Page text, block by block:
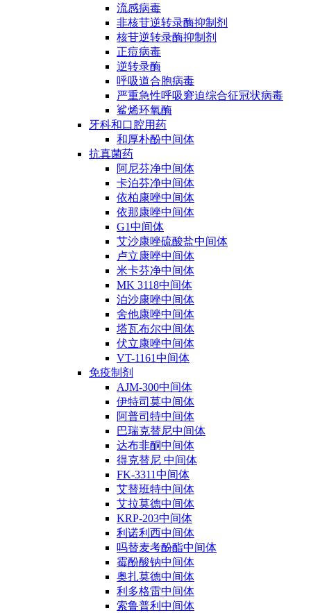
流感病毒
非核苷逆转录酶抑制剂
核苷逆转录酶抑制剂
正痘病毒
逆转录酶
呼吸道合胞病毒
严重急性呼吸窘迫综合征冠状病毒
鲨烯环氧酶
牙科和口腔用药
和厚朴酚中间体
抗真菌药
阿尼芬净中间体
卡泊芬净中间体
依柏康唑中间体
依那康唑中间体
G1中间体
艾沙康唑硫酸盐中间体
卢立康唑中间体
米卡芬净中间体
MK 3118中间体
泊沙康唑中间体
舍他康唑中间体
塔瓦布尔中间体
伏立康唑中间体
VT-1161中间体
免疫制剂
AJM-300中间体
伊特司莫中间体
阿普司特中间体
巴瑞克替尼中间体
达布非酮中间体
得克替尼 中间体
FK-3311中间体
艾替班特中间体
艾拉莫德中间体
KRP-203中间体
利诺利西中间体
吗替麦考酚酯中间体
霉酚酸钠中间体
奥扎莫德中间体
利多格雷中间体
索鲁普利中间体